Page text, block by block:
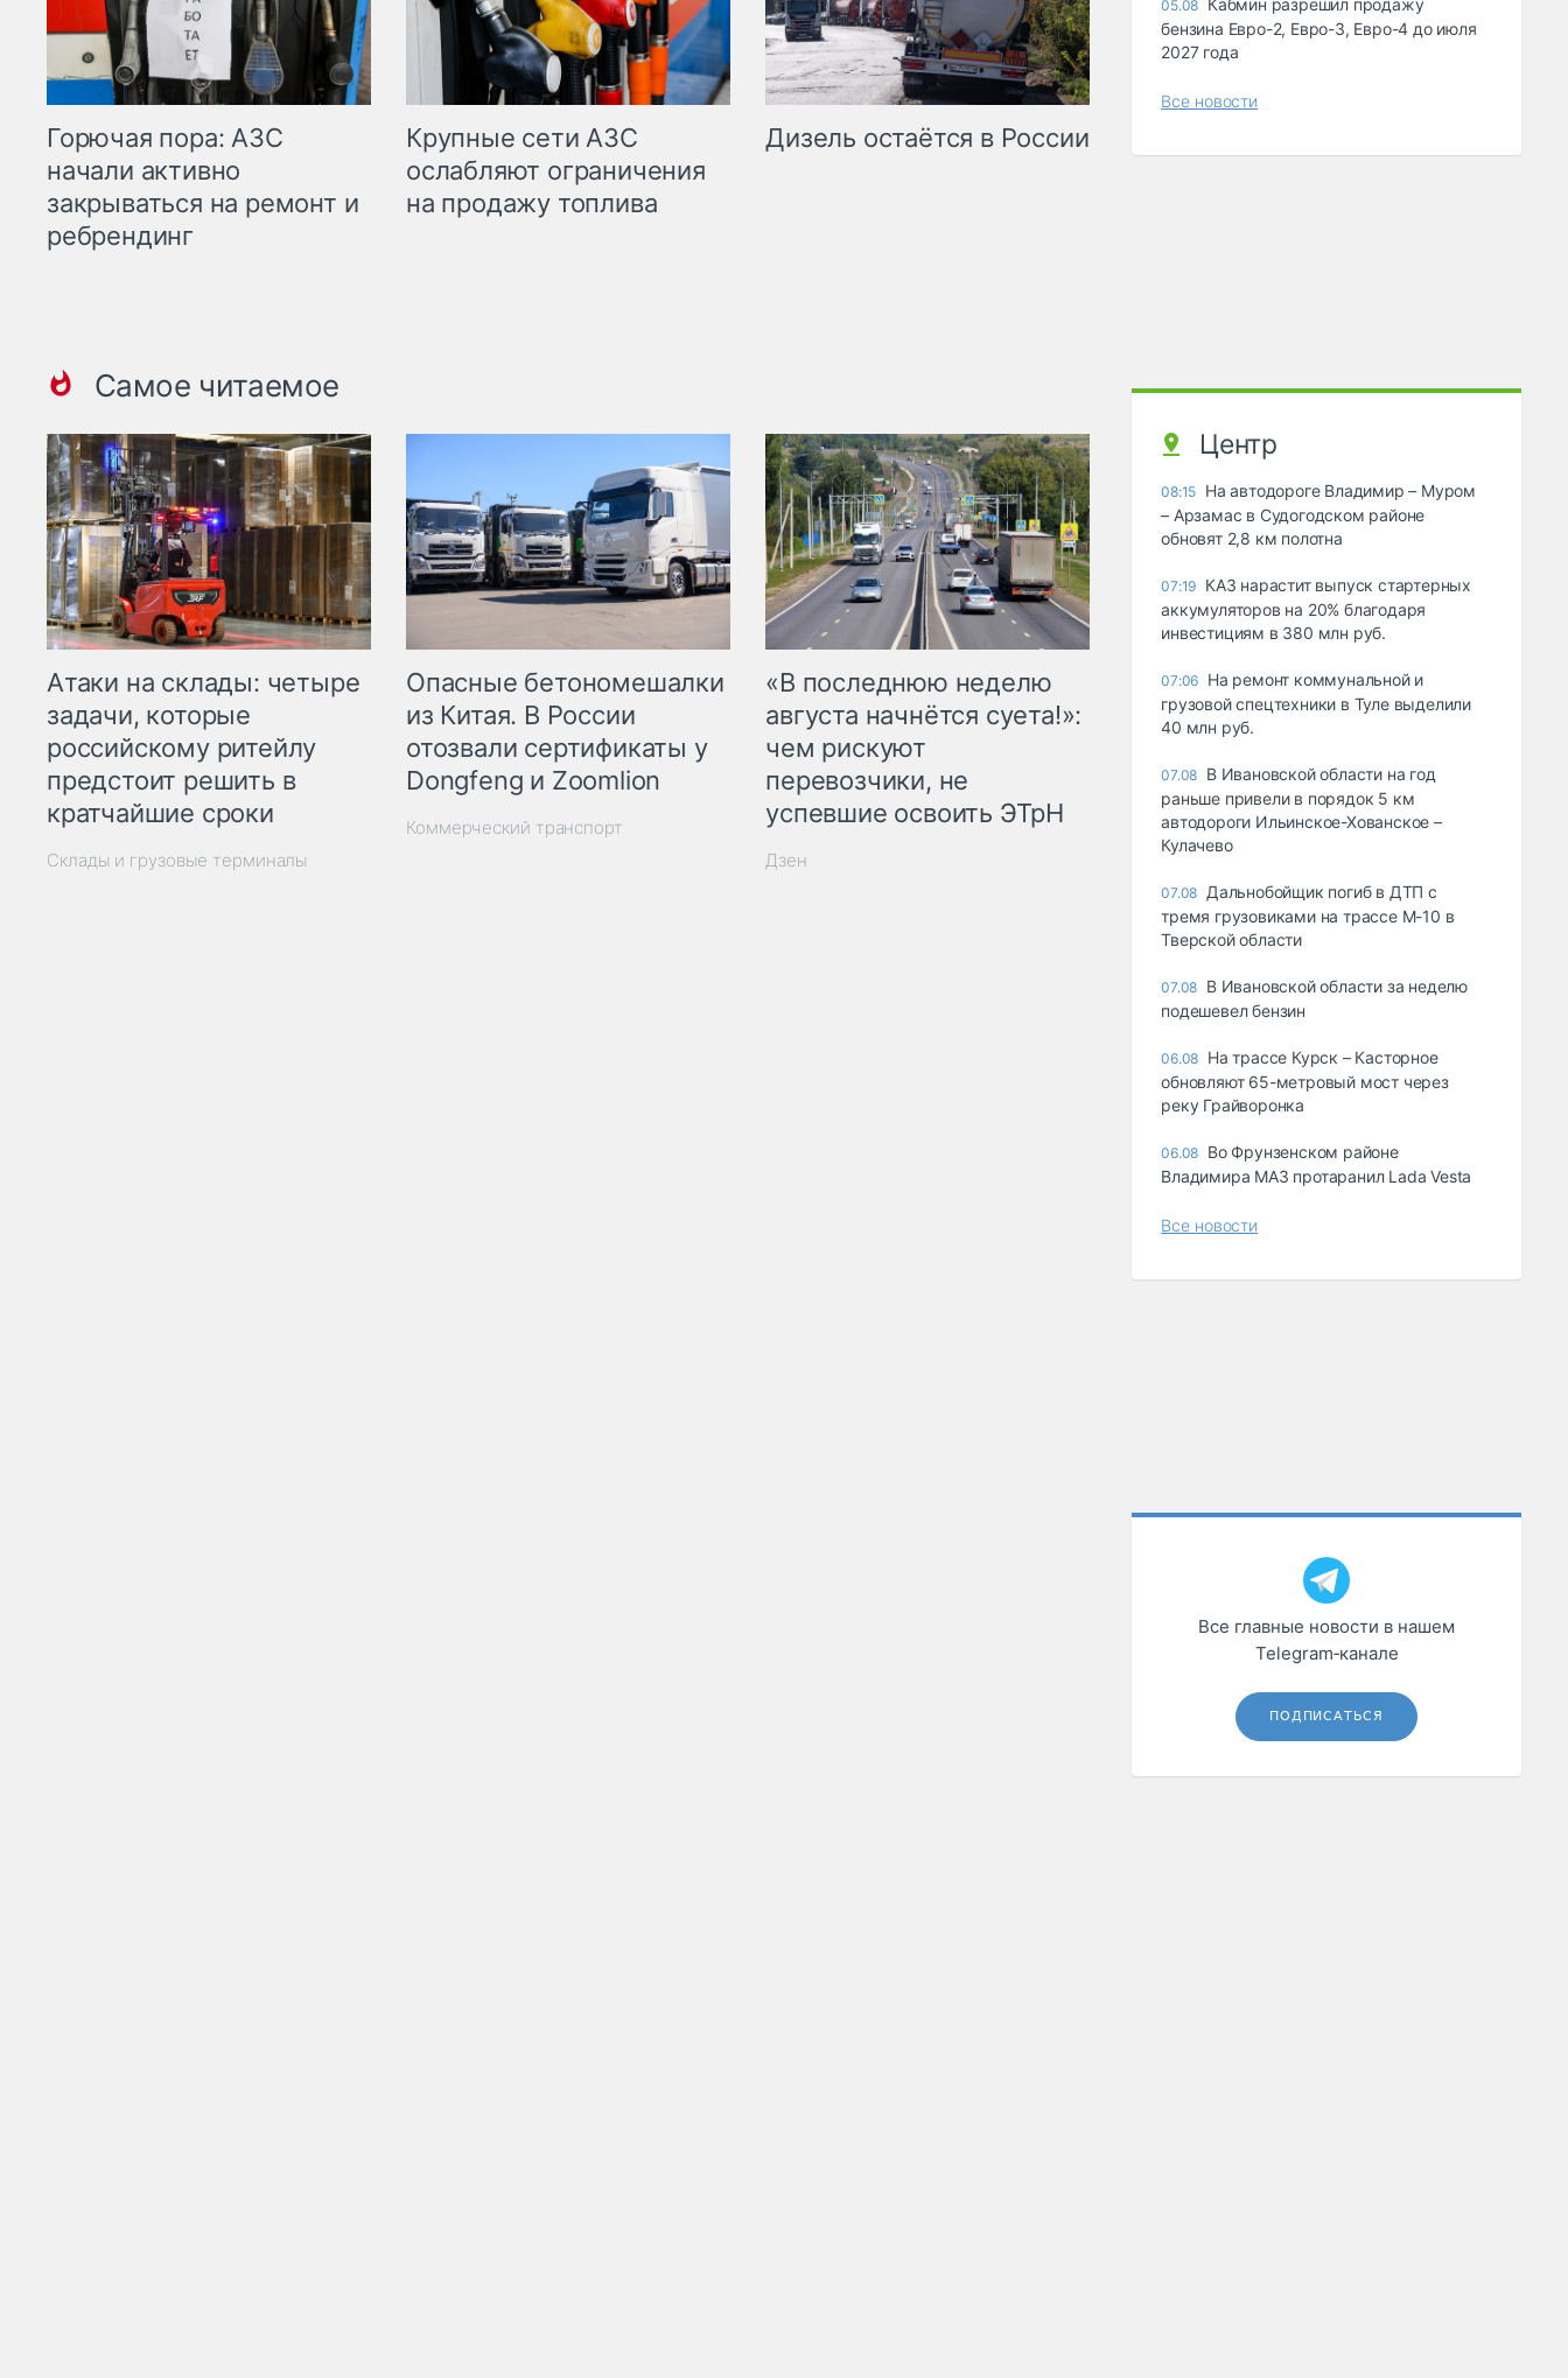
Горючая пора: АЗС
начали активно
закрываться на ремонт и
ребрендинг
Крупные сети АЗС
ослабляют ограничения
на продажу топлива
Дизель остаётся в России
Самое читаемое
Атаки на склады: четыре
задачи, которые
российскому ритейлу
предстоит решить в
кратчайшие сроки
Склады и грузовые терминалы
Опасные бетономешалки
из Китая. В России
отозвали сертификаты у
Dongfeng и Zoomlion
Коммерческий транспорт
«В последнюю неделю
августа начнётся суета!»:
чем рискуют
перевозчики, не
успевшие освоить ЭТрН
Дзен
05.08 Кабмин разрешил продажу
бензина Евро-2, Евро-3, Евро-4 до июля
2027 года
Все новости
Центр
08:15 На автодороге Владимир – Муром
– Арзамас в Судогодском районе
обновят 2,8 км полотна
07:19 КАЗ нарастит выпуск стартерных
аккумуляторов на 20% благодаря
инвестициям в 380 млн руб.
07:06 На ремонт коммунальной и
грузовой спецтехники в Туле выделили
40 млн руб.
07.08 В Ивановской области на год
раньше привели в порядок 5 км
автодороги Ильинское-Хованское –
Кулачево
07.08 Дальнобойщик погиб в ДТП с
тремя грузовиками на трассе М-10 в
Тверской области
07.08 В Ивановской области за неделю
подешевел бензин
06.08 На трассе Курск – Касторное
обновляют 65-метровый мост через
реку Грайворонка
06.08 Во Фрунзенском районе
Владимира МАЗ протаранил Lada Vesta
Все новости
Все главные новости в нашем
Telegram‑канале
ПОДПИСАТЬСЯ